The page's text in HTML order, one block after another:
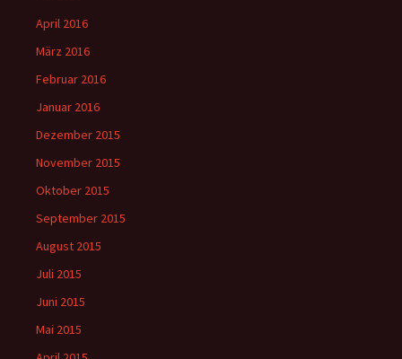
April 2016
März 2016
Februar 2016
Januar 2016
Dezember 2015
November 2015
Oktober 2015
September 2015
August 2015
Juli 2015
Juni 2015
Mai 2015